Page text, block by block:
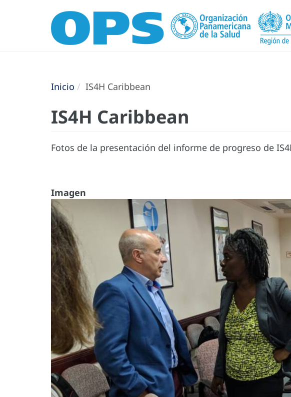
Inicio IS4H Caribbean
IS4H Caribbean
Fotos de la presentación del informe de progreso de
Imagen